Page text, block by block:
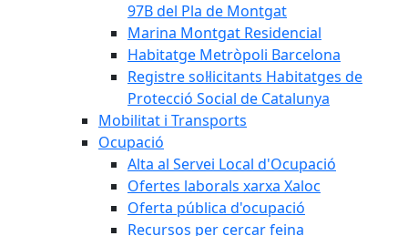
97B del Pla de Montgat
Marina Montgat Residencial
Habitatge Metròpoli Barcelona
Registre sol·licitants Habitatges de
Protecció Social de Catalunya
Mobilitat i Transports
Ocupació
Alta al Servei Local d'Ocupació
Ofertes laborals xarxa Xaloc
Oferta pública d'ocupació
Recursos per cercar feina